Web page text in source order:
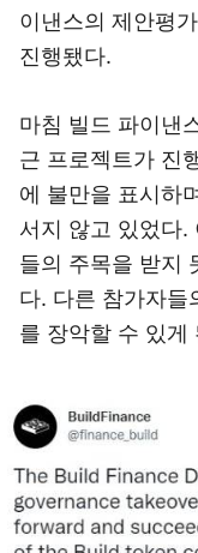
이낸스의 제안평
진행됐다.
마침 빌드 파이낸
근 프로젝트가 진
에 불만을 표시하
서지 않고 있었다.
들의 주목을 받지
다. 다른 참가자들
를 장악할 수 있게